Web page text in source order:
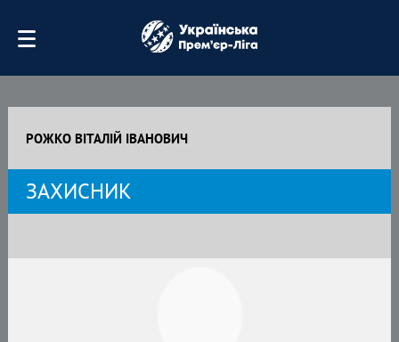
РОЖКО ВІТАЛІЙ ІВАНОВИЧ
ЗАХИСНИК